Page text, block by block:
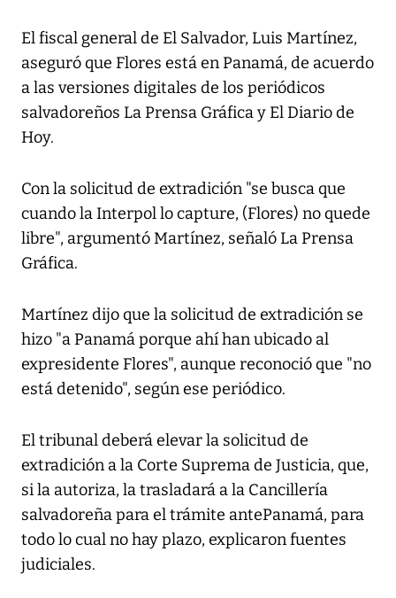
El fiscal general de El Salvador, Luis Martínez,
aseguró que Flores está en Panamá, de acuerdo
a las versiones digitales de los periódicos
salvadoreños La Prensa Gráfica y El Diario de
Hoy.
Con la solicitud de extradición "se busca que
cuando la Interpol lo capture, (Flores) no quede
libre", argumentó Martínez, señaló La Prensa
Gráfica.
Martínez dijo que la solicitud de extradición se
hizo "a Panamá porque ahí han ubicado al
expresidente Flores", aunque reconoció que "no
está detenido", según ese periódico.
El tribunal deberá elevar la solicitud de
extradición a la Corte Suprema de Justicia, que,
si la autoriza, la trasladará a la Cancillería
salvadoreña para el trámite antePanamá, para
todo lo cual no hay plazo, explicaron fuentes
judiciales.